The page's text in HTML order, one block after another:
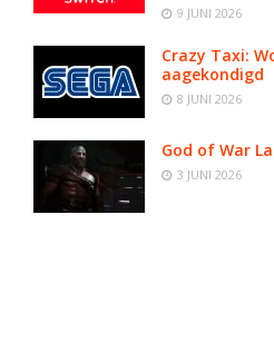
9 JUNI 2026
Crazy Taxi:
aagekondigd
8 JUNI 2026
God of War
3 JUNI 2026